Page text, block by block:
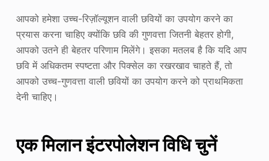
आपको हमेशा उच्च-रिज़ॉल्यूशन वाली छवियों का उपयोग करने का
प्रयास करना चाहिए क्योंकि छवि की गुणवत्ता जितनी बेहतर होगी,
आपको उतने ही बेहतर परिणाम मिलेंगे। इसका मतलब है कि यदि आप
छवि में अधिकतम स्पष्टता और पिक्सेल का रखरखाव चाहते हैं, तो
आपको उच्च-गुणवत्ता वाली छवियों का उपयोग करने को प्राथमिकता
देनी चाहिए।
एक मिलान इंटरपोलेशन विधि चुनें